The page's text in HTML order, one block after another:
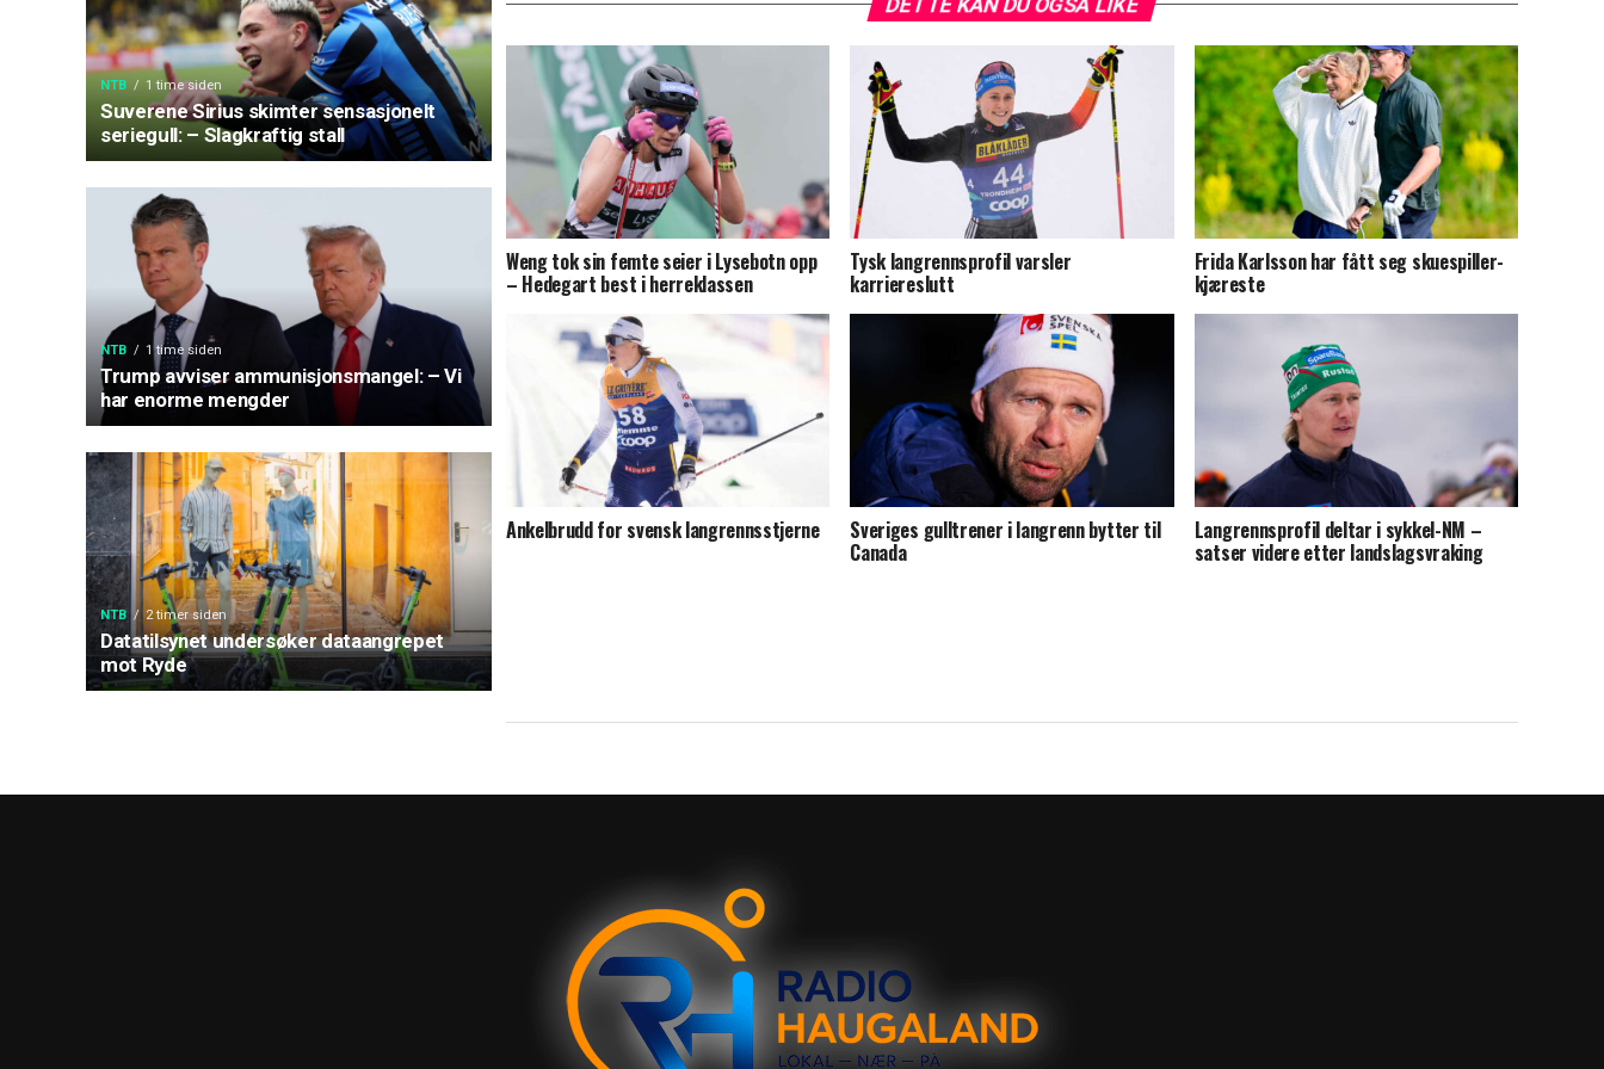
NTB 1 time siden
Suverene Sirius skimter sensasjonelt
seriegull: – Slagkraftig stall
NTB 1 time siden
Trump avviser ammunisjonsmangel: – Vi
har enorme mengder
NTB 2 timer siden
Datatilsynet undersøker dataangrepet
mot Ryde
Weng tok sin femte seier i Lysebotn opp
– Hedegart best i herreklassen
Tysk langrennsprofil varsler
karriereslutt
Frida Karlsson har fått seg skuespiller-
kjæreste
Ankelbrudd for svensk langrennsstjerne Sveriges gulltrener i langrenn bytter til
Canada
Langrennsprofil deltar i sykkel-NM –
satser videre etter landslagsvraking